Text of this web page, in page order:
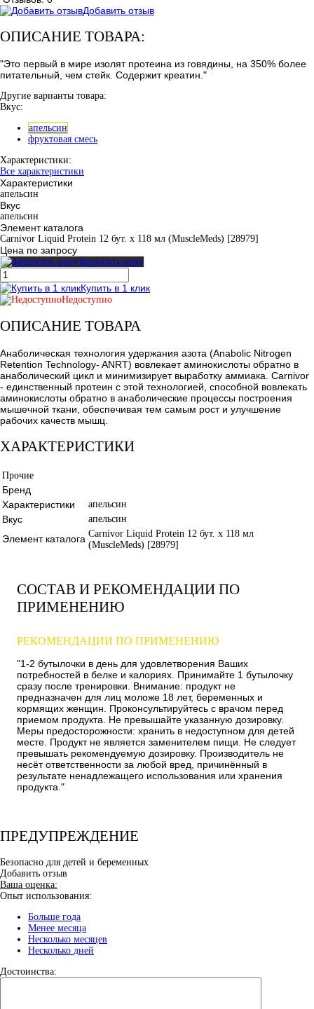
Добавить отзыв
ОПИСАНИЕ ТОВАРА:
"Это первый в мире изолят протеина из говядины, на 350% более
питательный, чем стейк. Содержит креатин."
Другие варианты товара:
Вкус:
апельсин
фруктовая смесь
Характеристики:
Все характеристики
Характеристики
апельсин
Вкус
апельсин
Элемент каталога
Carnivor Liquid Protein 12 бут. х 118 мл (MuscleMeds) [28979]
Цена по запросу
Запросить цену
Купить в 1 клик
Недоступно
ОПИСАНИЕ ТОВАРА
Анаболическая технология удержания азота (Anabolic Nitrogen
Retention Technology- ANRT) вовлекает аминокислоты обратно в
анаболический цикл и минимизирует выработку аммиака. Carnivor
- единственный протеин с этой технологией, способной вовлекать
аминокислоты обратно в анаболические процессы построения
мышечной ткани, обеспечивая тем самым рост и улучшение
рабочих качеств мышц.
ХАРАКТЕРИСТИКИ
Прочие
Бренд
Характеристики
апельсин
Вкус апельсин
Элемент каталога Carnivor Liquid Protein 12 бут. х 118 мл
(MuscleMeds) [28979]
СОСТАВ И РЕКОМЕНДАЦИИ ПО
ПРИМЕНЕНИЮ
РЕКОМЕНДАЦИИ ПО ПРИМЕНЕНИЮ
"1-2 бутылочки в день для удовлетворения Ваших
потребностей в белке и калориях. Принимайте 1 бутылочку
сразу после тренировки. Внимание: продукт не
предназначен для лиц моложе 18 лет, беременных и
кормящих женщин. Проконсультируйтесь с врачом перед
приемом продукта. Не превышайте указанную дозировку.
Меры предосторожности: хранить в недоступном для детей
месте. Продукт не является заменителем пищи. Не следует
превышать рекомендуемую дозировку. Производитель не
несёт ответственности за любой вред, причинённый в
результате ненадлежащего использования или хранения
продукта."
ПРЕДУПРЕЖДЕНИЕ
Безопасно для детей и беременных
Добавить отзыв
Ваша оценка:
Опыт использования:
Больше года
Менее месяца
Несколько месяцев
Несколько дней
Достоинства: